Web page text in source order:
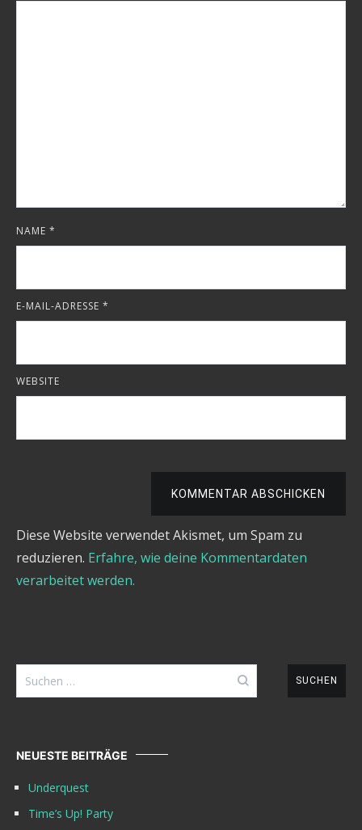
NAME *
E-MAIL-ADRESSE *
WEBSITE
KOMMENTAR ABSCHICKEN
Diese Website verwendet Akismet, um Spam zu
reduzieren. Erfahre, wie deine Kommentardaten
verarbeitet werden.
Suchen
nach:
NEUESTE BEITRÄGE
Underquest
Time’s Up! Party